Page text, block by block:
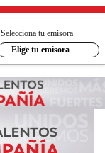
Selecciona tu emisora
Elige tu emisora